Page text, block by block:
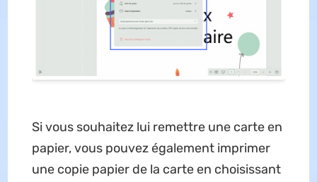
Si vous souhaitez lui remettre une carte en
papier, vous pouvez également imprimer
une copie papier de la carte en choisissant